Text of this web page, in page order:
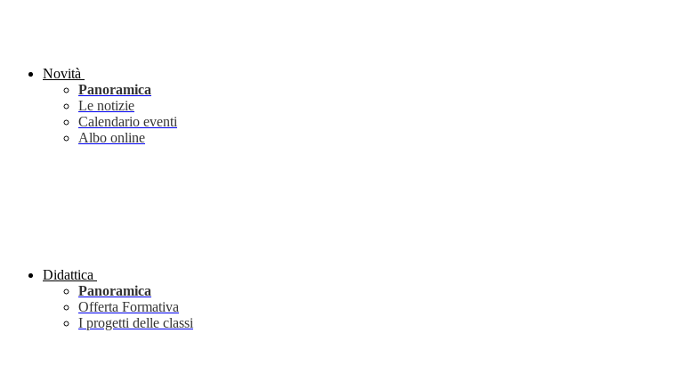
Novità
Panoramica
Le notizie
Calendario eventi
Albo online
Didattica
Panoramica
Offerta Formativa
I progetti delle classi